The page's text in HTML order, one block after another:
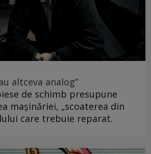
altceva analog”
de schimb presupune
mașinăriei, „scoaterea din
care trebuie reparat.